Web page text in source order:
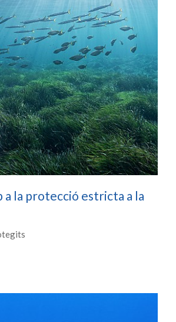
a la protecció estricta a la